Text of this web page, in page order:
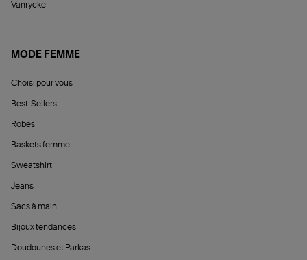
Vanrycke
MODE FEMME
Choisi pour vous
Best-Sellers
Robes
Baskets femme
Sweatshirt
Jeans
Sacs à main
Bijoux tendances
Doudounes et Parkas